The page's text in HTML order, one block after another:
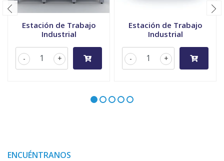
Estación de Trabajo
Industrial
+
-
Estación de Trabajo
Industrial
+
-
ENCUÉNTRANOS